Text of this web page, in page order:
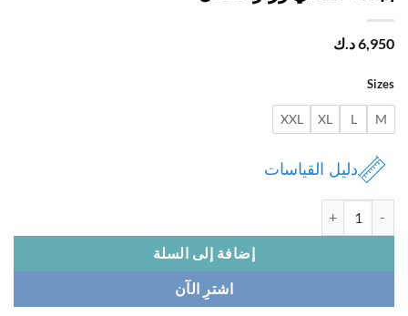
د.ك
L
XL
XXL
دليل القياسات
إضافة إلى السلة
اشترِ الآن